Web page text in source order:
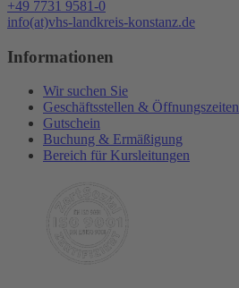
+49 7731 9581-0
info(at)vhs-landkreis-konstanz.de
Informationen
Wir suchen Sie
Geschäftsstellen & Öffnungszeiten
Gutschein
Buchung & Ermäßigung
Bereich für Kursleitungen